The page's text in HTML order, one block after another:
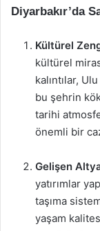
Diyarbakır’da
Kültürel
kültürel
kalıntılar,
bu şehrin
tarihi
önemli bir
Gelişen
yatırımlar
taşıma
yaşam